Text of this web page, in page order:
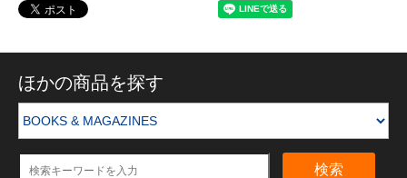
ほかの商品を探す
検索